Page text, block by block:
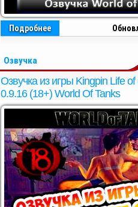
Подробнее
Озвучка
Озвучка из игры Kingpin Life
0.9.16 (18+) World Of Tanks